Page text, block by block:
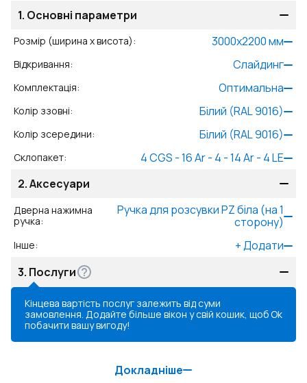
1. Основні параметри
Розмір (ширина x висота): 3000x2200мм
Відкривання: Слайдинг
Комплектація: Оптимальна
Колір ззовні: Білий (RAL 9016)
Колір зсередини: Білий (RAL 9016)
Склопакет:
4 CGS - 16 Ar - 4 - 14 Ar - 4 LE
2.Аксесуари
Дверна нажимна
ручка:
Ручкa для розсувки PZ біла (на 1
сторону)
Інше: +Додати
3. Послуги
Кінцева вартість послуг залежить від суми
замовлення. Додайте більше вікон у свій кошик, щоб
побачити вашу вигоду!
Ok
Докладніше